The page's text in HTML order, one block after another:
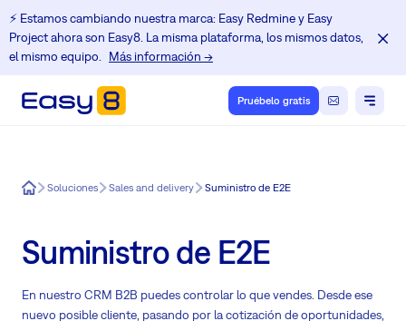
⚡️ Estamos cambiando nuestra marca: Easy Redmine y Easy
Project ahora son Easy8. La misma plataforma, los mismos datos,
el mismo equipo.
Más información →
Pruébelo gratis
Easy8Soluciones Sales and delivery Suministro de E2E
Suministro de E2E
En nuestro CRM B2B puedes controlar lo que vendes. Desde ese
nuevo posible cliente, pasando por la cotización de oportunidades,